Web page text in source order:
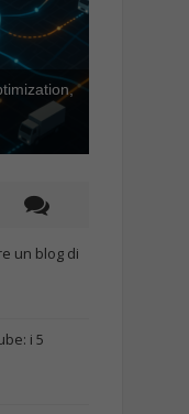
un blog di
i 5